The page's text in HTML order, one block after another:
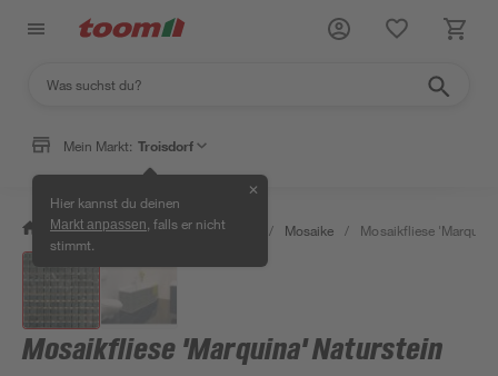
Mein Markt: Troisdorf
Hier kannst du deinen
Markt anpassen , falls er nicht
stimmt.
✕
/ Bauen & Renovieren / Fliesen / Mosaike / Mosaikfliese
Mosaikfliese 'Marquina' Naturstein